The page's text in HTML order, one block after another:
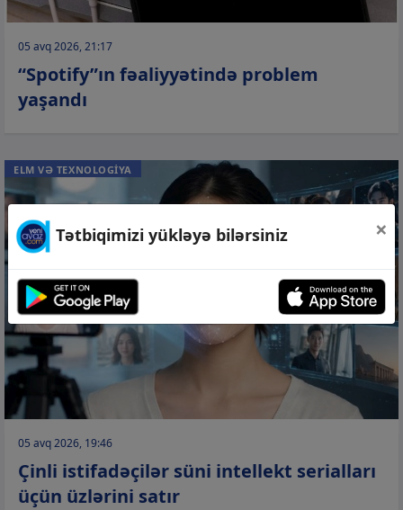
05 avq 2026, 21:17
“Spotify”ın fəaliyyətində problem
yaşandı
ELM VƏ TEXNOLOGİYA
05 avq 2026, 19:46
Çinli istifadəçilər süni intellekt serialları
üçün üzlərini satır
Tətbiqimizi yükləyə bilərsiniz ×